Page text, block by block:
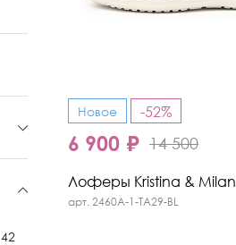
42
Новое -52%
6 900 ₽ 14 500
Лоферы Kristina & Milan
арт. 2460A-1-TA29-BL